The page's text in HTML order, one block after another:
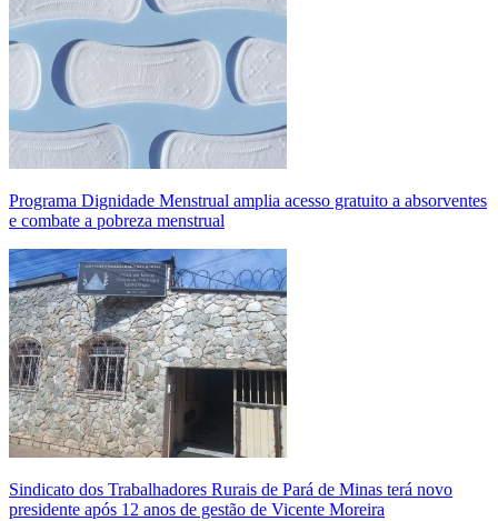
Programa Dignidade Menstrual amplia acesso gratuito a absorventes
e combate a pobreza menstrual
Sindicato dos Trabalhadores Rurais de Pará de Minas terá novo
presidente após 12 anos de gestão de Vicente Moreira